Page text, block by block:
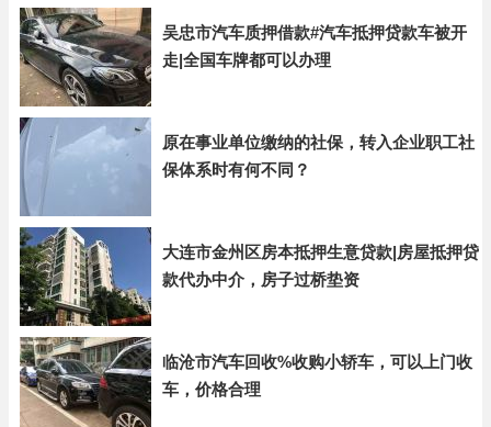
吴忠市汽车质押借款#汽车抵押贷款车被开
走|全国车牌都可以办理
原在事业单位缴纳的社保，转入企业职工社
保体系时有何不同？
大连市金州区房本抵押生意贷款|房屋抵押贷
款代办中介，房子过桥垫资
临沧市汽车回收%收购小轿车，可以上门收
车，价格合理